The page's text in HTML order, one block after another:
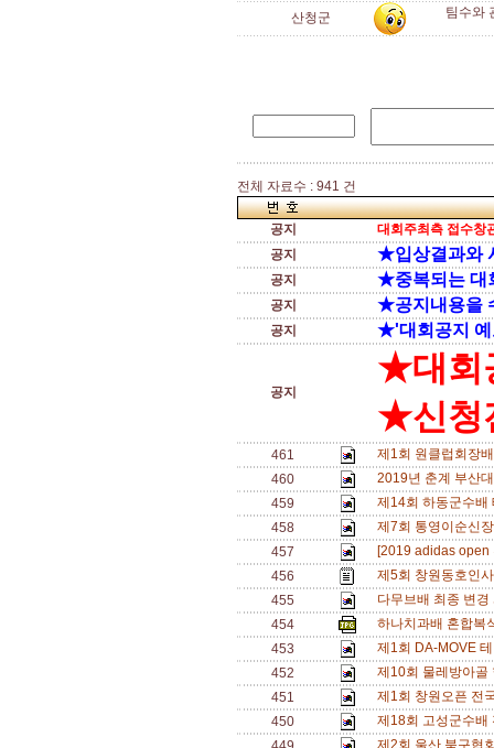
산청군
팀수와
전체 자료수 : 941 건
공지
대회주최측 접수창
공지
★입상결과와
공지 ★중복되는 대
공지 ★공지내용을
공지 ★'대회공지 예
공지
★대회
★신청
461
제1회 원클럽회장
460
2019년 춘계 부산
459
제14회 하동군수
458
제7회 통영이순신
457
[2019 adidas
456
제5회 창원동호인
455
다무브배 최종 변
454
하나치과배 혼합복
453
제1회 DA-MOVE
452
제10회 물레방아
451
제1회 창원오픈 전
450
제18회 고성군수
제2회 울산 북구협